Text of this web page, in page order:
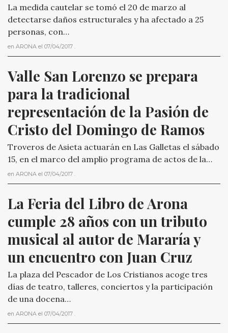
La medida cautelar se tomó el 20 de marzo al
detectarse daños estructurales y ha afectado a 25
personas, con…
en ARONA el 07/04/2017 .
Valle San Lorenzo se prepara
para la tradicional
representación de la Pasión de
Cristo del Domingo de Ramos
Troveros de Asieta actuarán en Las Galletas el sábado
15, en el marco del amplio programa de actos de la…
en ARONA el 07/04/2017 .
La Feria del Libro de Arona
cumple 28 años con un tributo
musical al autor de Mararía y
un encuentro con Juan Cruz
La plaza del Pescador de Los Cristianos acoge tres
días de teatro, talleres, conciertos y la participación
de una docena…
en ARONA el 07/04/2017 .